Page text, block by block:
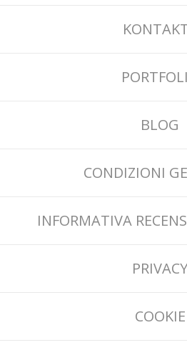
BLOG
CONDIZIONI
INFORMATIVA
PRIVACY
COOKIE